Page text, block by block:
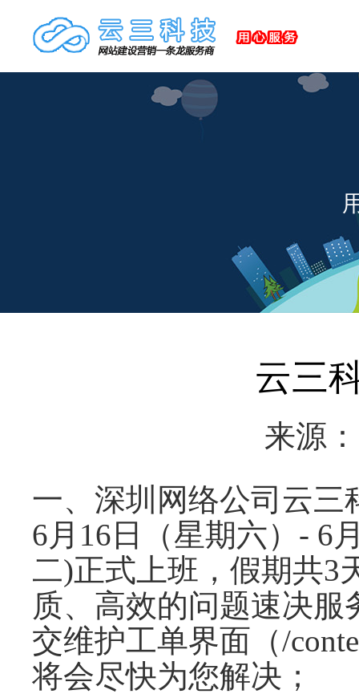
云三
来源
一、深圳网络公司云三
6月16日（星期六）- 6
二)正式上班，假期共3
质、高效的问题速决
交维护工单界面（/
将会尽快为您解决；